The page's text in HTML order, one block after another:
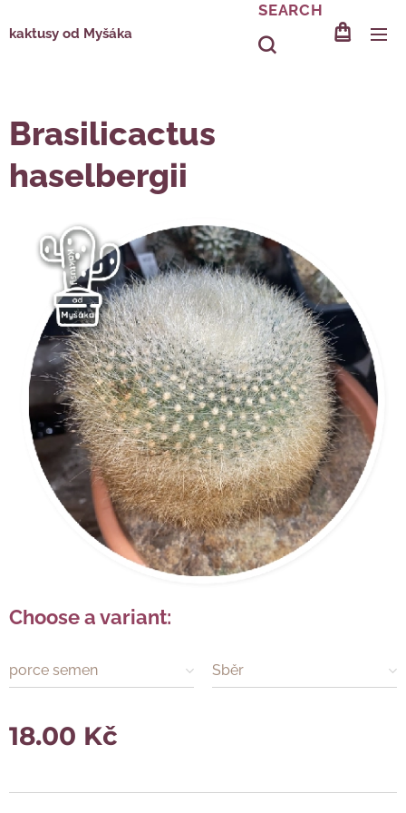
kaktusy od Myšáka
SEARCH
Brasilicactus
haselbergii
Choose a variant:
porce semen Sběr
18.00 Kč